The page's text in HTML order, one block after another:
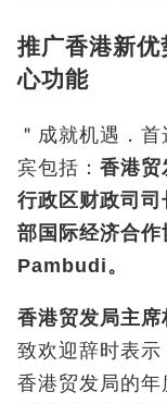
推广香港新
心功能
＂成就机遇．
宾包括： 香港贸
行政区财政司司
部国际经济合作
Pambudi。
香港贸发局主
致欢迎辞时表
香港贸发局的